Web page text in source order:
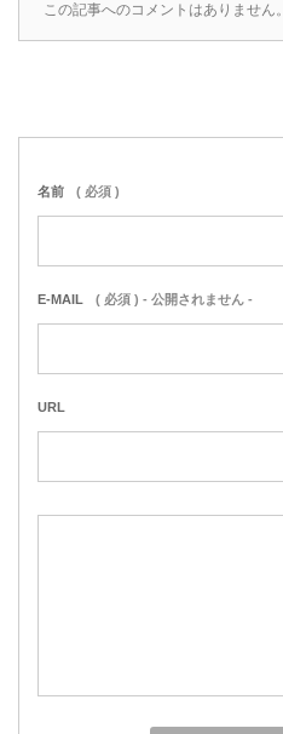
この記事へのコメントはありません。
名前 ( 必須 )
E-MAIL ( 必須 ) - 公開されません -
URL